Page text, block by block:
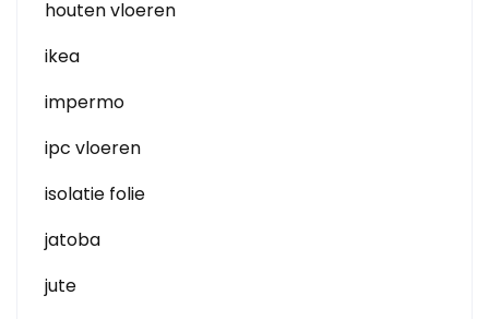
houten vloeren
ikea
impermo
ipc vloeren
isolatie folie
jatoba
jute